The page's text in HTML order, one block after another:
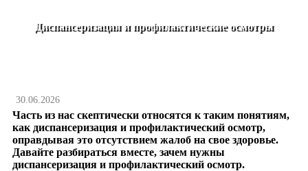
Диспансеризация и профилактические осмотры
30.06.2026
Часть из нас скептически относятся к таким понятиям,
как диспансеризация и профилактический осмотр,
оправдывая это отсутствием жалоб на свое здоровье.
Давайте разбираться вместе, зачем нужны
диспансеризация и профилактический осмотр.